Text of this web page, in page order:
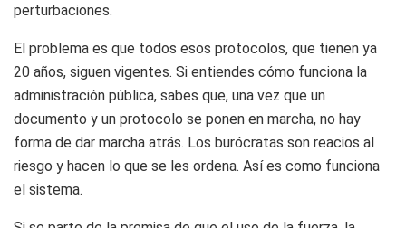
perturbaciones.
El problema es que todos esos protocolos, que tienen ya
20 años, siguen vigentes. Si entiendes cómo funciona la
administración pública, sabes que, una vez que un
documento y un protocolo se ponen en marcha, no hay
forma de dar marcha atrás. Los burócratas son reacios al
riesgo y hacen lo que se les ordena. Así es como funciona
el sistema.